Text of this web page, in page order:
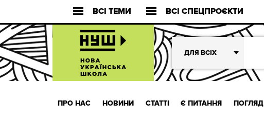
ВСІ ТЕМИ ВСІ СПЕЦПРОЄКТИ
ДЛЯ ВСІХ
ПРО НАС НОВИНИ СТАТТІ Є ПИТАННЯ ПОГЛЯД